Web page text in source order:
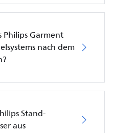
Philips Garment
nach dem
Stand-
aus